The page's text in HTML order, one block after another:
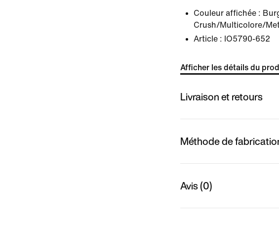
Couleur affichée :
Crush/Multicolore/
Article : IO5790-652
Afficher les détails du
Livraison et retours
Méthode de
Avis (0)